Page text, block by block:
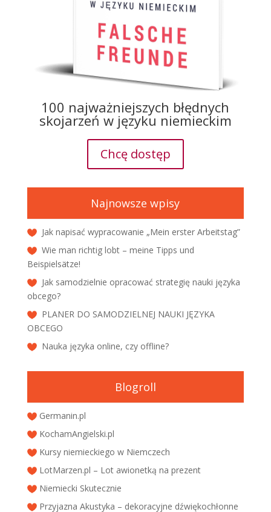
100 najważniejszych błędnych
skojarzeń w języku niemieckim
Chcę dostęp
Najnowsze wpisy
Jak napisać wypracowanie „Mein erster Arbeitstag”
Wie man richtig lobt – meine Tipps und
Beispielsätze!
Jak samodzielnie opracować strategię nauki języka
obcego?
PLANER DO SAMODZIELNEJ NAUKI JĘZYKA
OBCEGO
Nauka języka online, czy offline?
Blogroll
Germanin.pl
KochamAngielski.pl
Kursy niemieckiego w Niemczech
LotMarzen.pl – Lot awionetką na prezent
Niemiecki Skutecznie
Przyjazna Akustyka – dekoracyjne dźwiękochłonne